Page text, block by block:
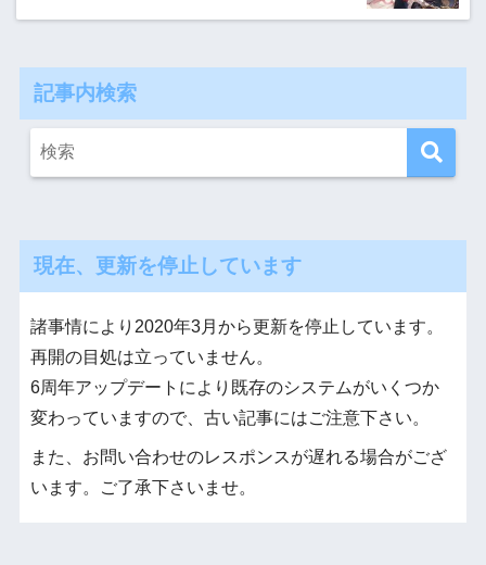
記事内検索
現在、更新を停止しています
諸事情により2020年3月から更新を停止しています。
再開の目処は立っていません。
6周年アップデートにより既存のシステムがいくつか
変わっていますので、古い記事にはご注意下さい。
また、お問い合わせのレスポンスが遅れる場合がござ
います。ご了承下さいませ。